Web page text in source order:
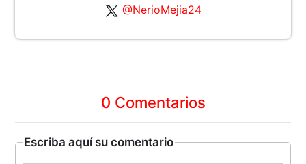
@NerioMejia24
0 Comentarios
Escriba aquí su comentario